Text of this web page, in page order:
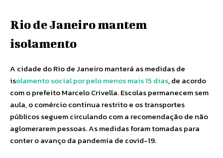
Rio de Janeiro mantem
isolamento
A cidade do Rio de Janeiro manterá as medidas de
isolamento social por pelo menos mais 15 dias, de acordo
com o prefeito Marcelo Crivella. Escolas permanecem sem
aula, o comércio continua restrito e os transportes
públicos seguem circulando com a recomendação de não
aglomerarem pessoas. As medidas foram tomadas para
conter o avanço da pandemia de covid-19.